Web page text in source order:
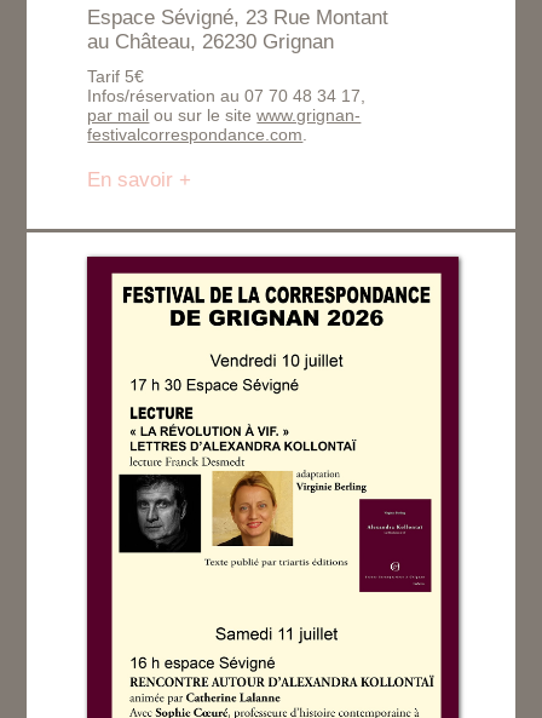
Espace Sévigné, 23 Rue Montant
au Château, 26230 Grignan
Tarif 5€
Infos/réservation au 07 70 48 34 17,
par mail ou sur le sitewww.grignan-
festivalcorrespondance.com
En savoir +